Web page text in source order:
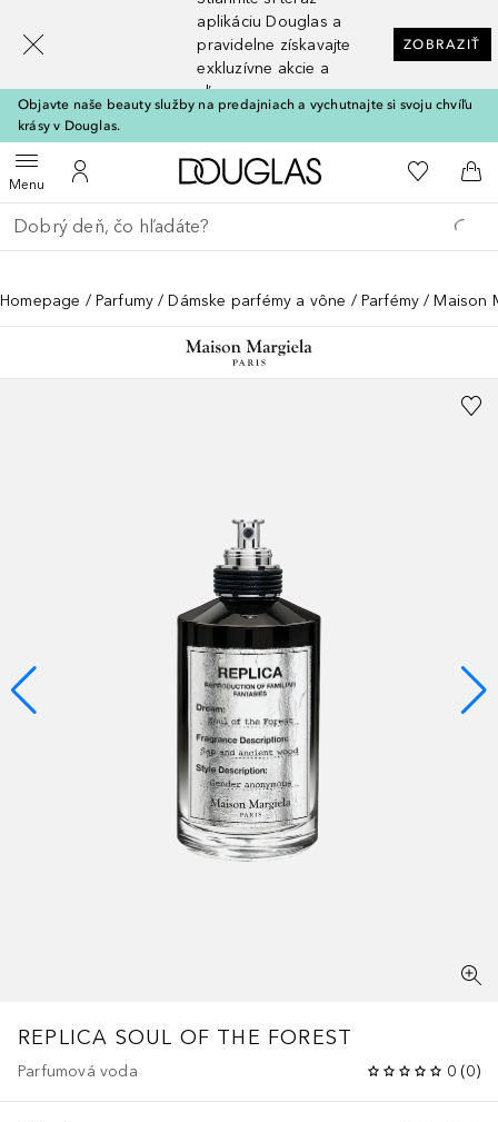
aplikáciu Douglas a
pravidelne získavajte
exkluzívne akcie a
zľavy
ZOBRAZIŤ
Objavte naše beauty služby na predajniach a vychutnajte si svoju chvíľu
krásy v Douglas.
MenuOtvoriť menuDo môjho účtu
Domov Do môjho
Do
Choď späť
Vykonajte vyhľadávanie
Homepage Parfumy Dámske parfémy a vône Parfémy Maison
REPLICA SOUL OF THE FOREST
Parfumová voda 0 (0)
[navigation.slideout.screenreader]